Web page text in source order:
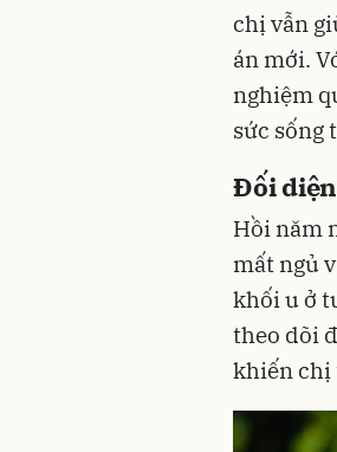
chị vẫn
án mới.
nghiệm
sức sống
Đối
Hồi năm
mất ngủ
khối u ở
theo dõi
khiến chị